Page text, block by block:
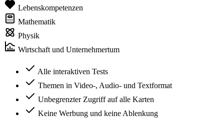
Lebenskompetenzen
Mathematik
Physik
Wirtschaft und Unternehmertum
Alle interaktiven Tests
Themen in Video-, Audio- und Textformat
Unbegrenzter Zugriff auf alle Karten
Keine Werbung und keine Ablenkung